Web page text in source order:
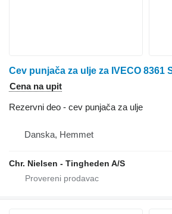
Cena na upit
Rezervni deo - cev punjača za ulje
Danska, Hemmet
Chr. Nielsen - Tingheden A/S